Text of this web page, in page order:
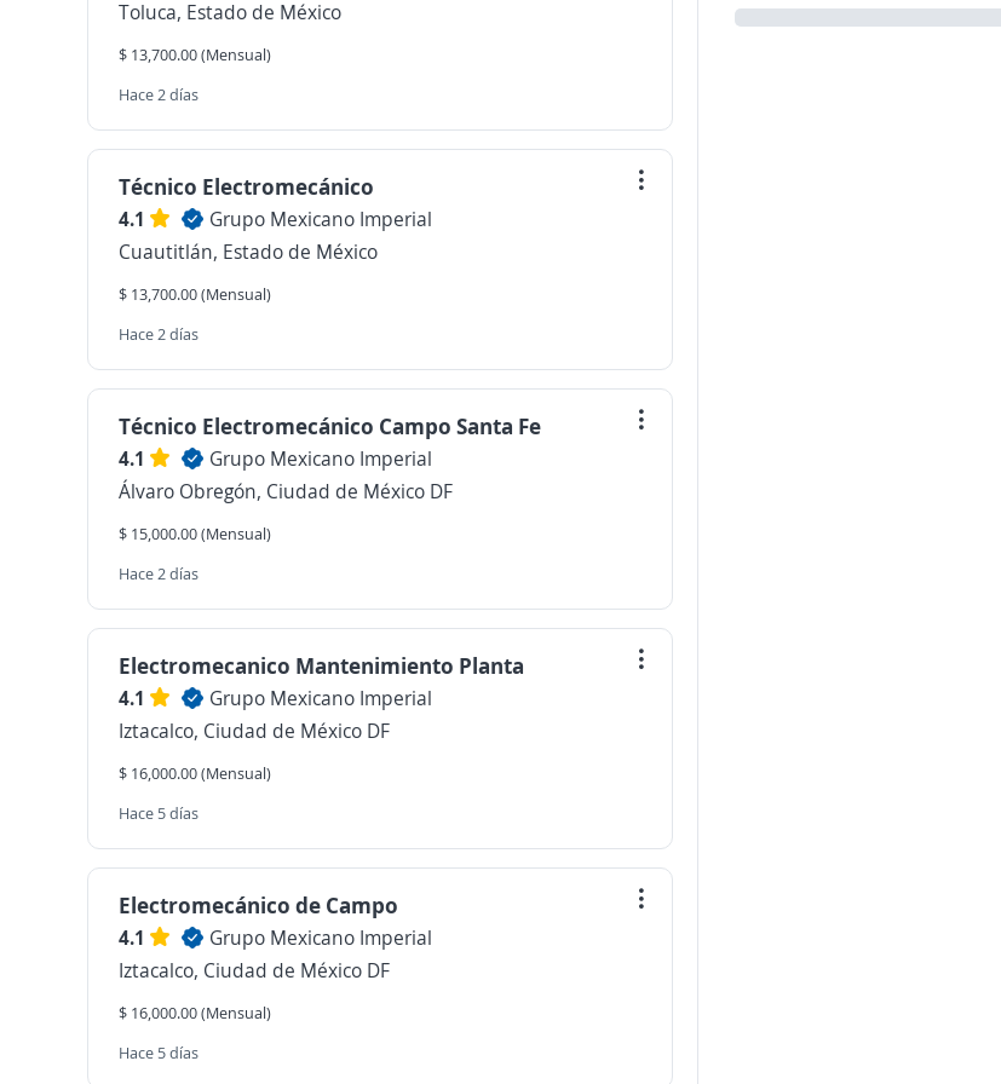
Toluca, Estado de México
$ 13,700.00 (Mensual)
Hace 2 días
Técnico Electromecánico
4.1
Grupo Mexicano Imperial
Cuautitlán, Estado de México
$ 13,700.00 (Mensual)
Hace 2 días
Técnico Electromecánico Campo Santa Fe
4.1
Grupo Mexicano Imperial
Álvaro Obregón, Ciudad de México DF
$ 15,000.00 (Mensual)
Hace 2 días
Electromecanico Mantenimiento Planta
4.1
Grupo Mexicano Imperial
Iztacalco, Ciudad de México DF
$ 16,000.00 (Mensual)
Hace 5 días
Electromecánico de Campo
4.1
Grupo Mexicano Imperial
Iztacalco, Ciudad de México DF
$ 16,000.00 (Mensual)
Hace 5 días